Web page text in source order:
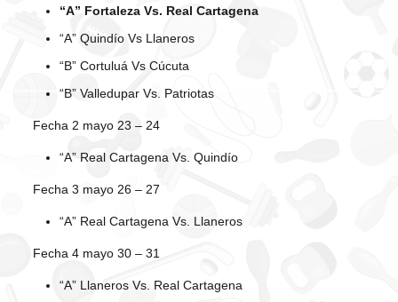
“A” Fortaleza Vs. Real Cartagena
“A” Quindío Vs Llaneros
“B” Cortuluá Vs Cúcuta
“B” Valledupar Vs. Patriotas
Fecha 2 mayo 23 – 24
“A” Real Cartagena Vs. Quindío
Fecha 3 mayo 26 – 27
“A” Real Cartagena Vs. Llaneros
Fecha 4 mayo 30 – 31
“A” Llaneros Vs. Real Cartagena